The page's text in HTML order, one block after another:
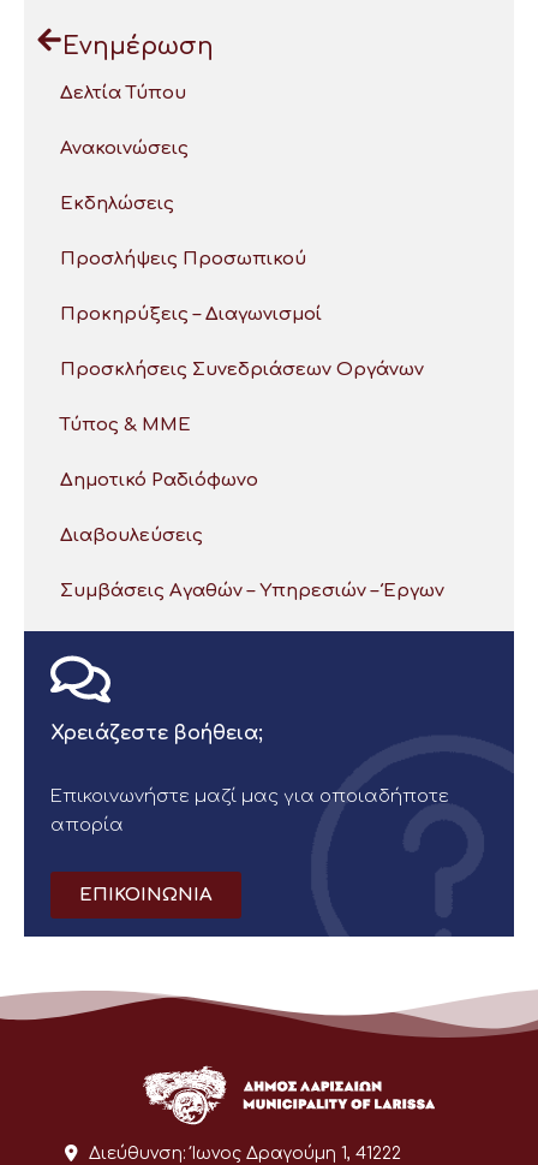
Ενημέρωση
Δελτία Τύπου
Ανακοινώσεις
Εκδηλώσεις
Προσλήψεις Προσωπικού
Προκηρύξεις – Διαγωνισμοί
Προσκλήσεις Συνεδριάσεων Οργάνων
Τύπος & ΜΜΕ
Δημοτικό Ραδιόφωνο
Διαβουλεύσεις
Συμβάσεις Αγαθών – Υπηρεσιών – Έργων
Χρειάζεστε βοήθεια;
Επικοινωνήστε μαζί μας για οποιαδήποτε
απορία
ΕΠΙΚΟΙΝΩΝΙΑ
Διεύθυνση: Ίωνος Δραγούμη 1, 41222